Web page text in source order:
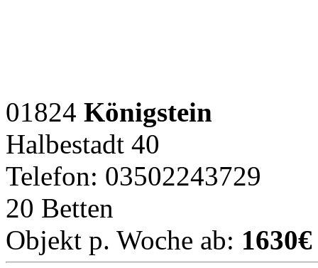
01824 Königstein
Halbestadt 40
Telefon: 03502243729
20 Betten
Objekt p. Woche ab: 1630€